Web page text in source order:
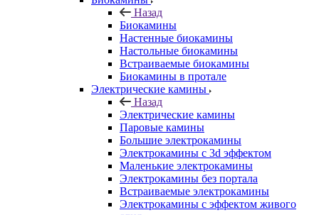
Назад
Биокамины
Настенные биокамины
Настольные биокамины
Встраиваемые биокамины
Биокамины в протале
Электрические камины
Назад
Электрические камины
Паровые камины
Большие электрокамины
Электрокамины с 3d эффектом
Маленькие электрокамины
Электрокамины без портала
Встраиваемые электрокамины
Электрокамины с эффектом живого